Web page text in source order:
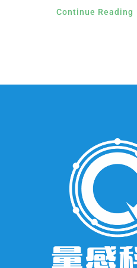
Continue Reading